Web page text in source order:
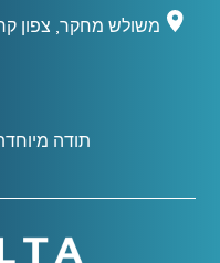
משולש מחקר, צפון
תודה